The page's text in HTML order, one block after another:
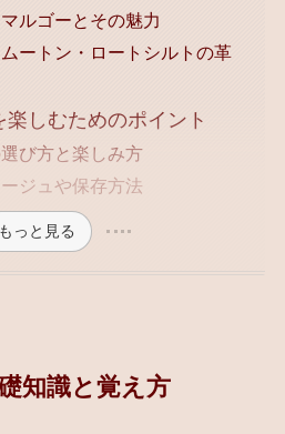
ルゴーとその魅力
ートン・ロートシルトの革
しむためのポイント
び方と楽しみ方
ジュや保存方法
もっと見る
知識と覚え方